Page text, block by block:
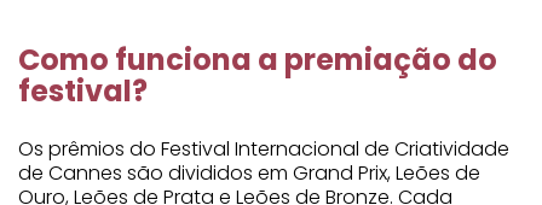
Como funciona a premiação do
festival?
Os prêmios do Festival Internacional de Criatividade
de Cannes são divididos em Grand Prix, Leões de
Ouro, Leões de Prata e Leões de Bronze. Cada